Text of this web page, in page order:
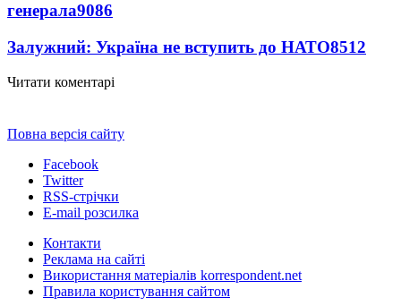
генерала9086
Залужний: Україна не вступить до НАТО8512
Читати коментарі
Повна версія сайту
Facebook
Twitter
RSS-стрічки
E-mail розсилка
Контакти
Реклама на сайті
Використання матеріалів korrespondent.net
Правила користування сайтом